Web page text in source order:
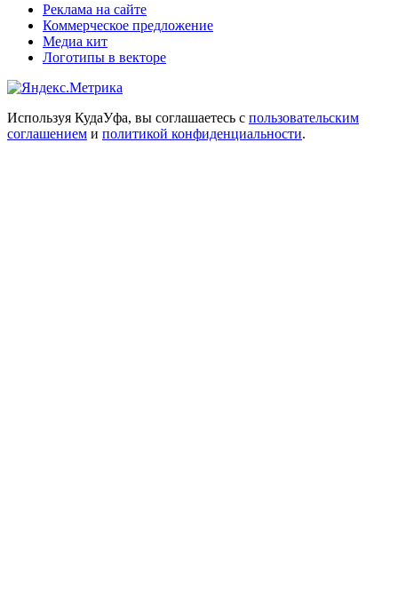
Реклама на сайте
Коммерческое предложение
Медиа кит
Логотипы в векторе
Используя КудаУфа, вы соглашаетесь с пользовательским
соглашением и политикой конфиденциальности.